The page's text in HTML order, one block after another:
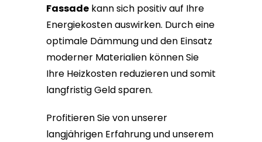
Fassade kann sich positiv auf Ihre
Energiekosten auswirken. Durch eine
optimale Dämmung und den Einsatz
moderner Materialien können Sie
Ihre Heizkosten reduzieren und somit
langfristig Geld sparen.
Profitieren Sie von unserer
langjährigen Erfahrung und unserem